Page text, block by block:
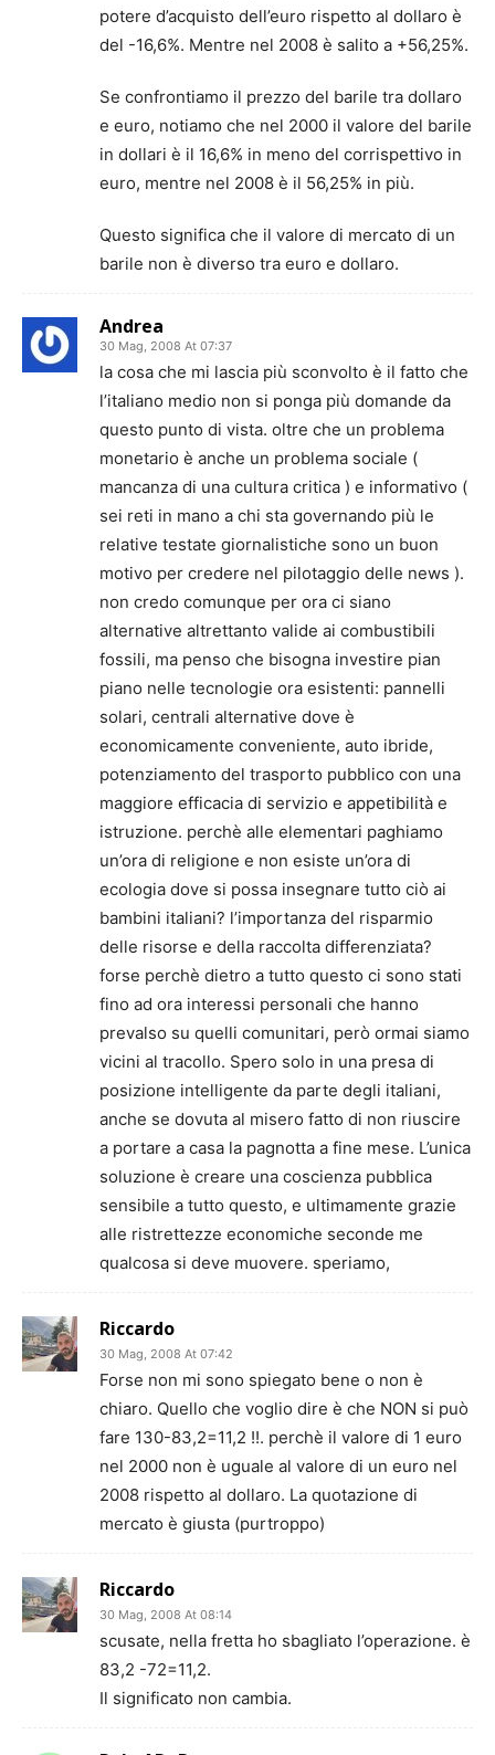
potere d’acquisto dell’euro rispetto al dollaro è
del -16,6%. Mentre nel 2008 è salito a +56,25%.
Se confrontiamo il prezzo del barile tra dollaro
e euro, notiamo che nel 2000 il valore del barile
in dollari è il 16,6% in meno del corrispettivo in
euro, mentre nel 2008 è il 56,25% in più.
Questo significa che il valore di mercato di un
barile non è diverso tra euro e dollaro.
Andrea
30 Mag, 2008 At 07:37
la cosa che mi lascia più sconvolto è il fatto che
l’italiano medio non si ponga più domande da
questo punto di vista. oltre che un problema
monetario è anche un problema sociale (
mancanza di una cultura critica ) e informativo (
sei reti in mano a chi sta governando più le
relative testate giornalistiche sono un buon
motivo per credere nel pilotaggio delle news ).
non credo comunque per ora ci siano
alternative altrettanto valide ai combustibili
fossili, ma penso che bisogna investire pian
piano nelle tecnologie ora esistenti: pannelli
solari, centrali alternative dove è
economicamente conveniente, auto ibride,
potenziamento del trasporto pubblico con una
maggiore efficacia di servizio e appetibilità e
istruzione. perchè alle elementari paghiamo
un’ora di religione e non esiste un’ora di
ecologia dove si possa insegnare tutto ciò ai
bambini italiani? l’importanza del risparmio
delle risorse e della raccolta differenziata?
forse perchè dietro a tutto questo ci sono stati
fino ad ora interessi personali che hanno
prevalso su quelli comunitari, però ormai siamo
vicini al tracollo. Spero solo in una presa di
posizione intelligente da parte degli italiani,
anche se dovuta al misero fatto di non riuscire
a portare a casa la pagnotta a fine mese. L’unica
soluzione è creare una coscienza pubblica
sensibile a tutto questo, e ultimamente grazie
alle ristrettezze economiche seconde me
qualcosa si deve muovere. speriamo,
Riccardo
30 Mag, 2008 At 07:42
Forse non mi sono spiegato bene o non è
chiaro. Quello che voglio dire è che NON si può
fare 130-83,2=11,2 !!. perchè il valore di 1 euro
nel 2000 non è uguale al valore di un euro nel
2008 rispetto al dollaro. La quotazione di
mercato è giusta (purtroppo)
Riccardo
30 Mag, 2008 At 08:14
scusate, nella fretta ho sbagliato l’operazione. è
83,2 -72=11,2.
Il significato non cambia.